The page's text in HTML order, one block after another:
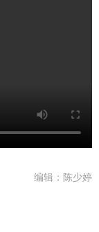
编辑：陈少婷